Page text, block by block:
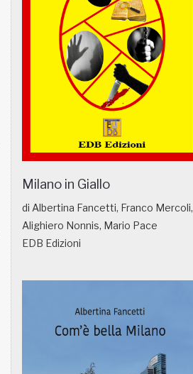
Milano in Giallo
di Albertina Fancetti, Franco Mercoli,
Alighiero Nonnis, Mario Pace
EDB Edizioni